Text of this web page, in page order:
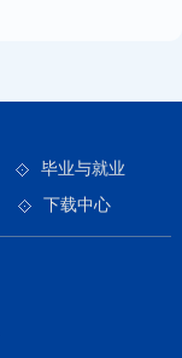
毕业与就业
下载中心